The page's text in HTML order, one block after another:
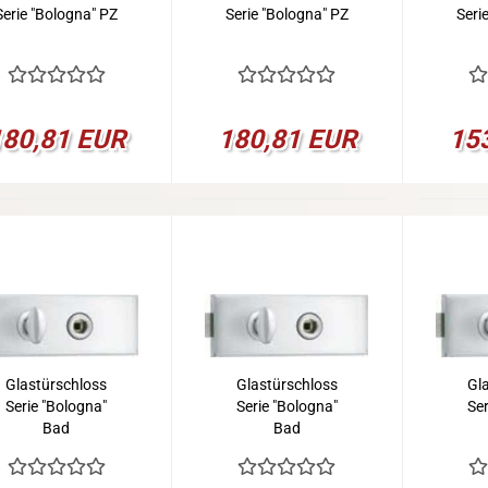
"Bologna" PZ
EUR
Serie "Bologna" PZ
180,81 EUR
Glastürschloss
Serie "Bologna"
Bad
Glastürschloss
Serie "Bologna"
Bad